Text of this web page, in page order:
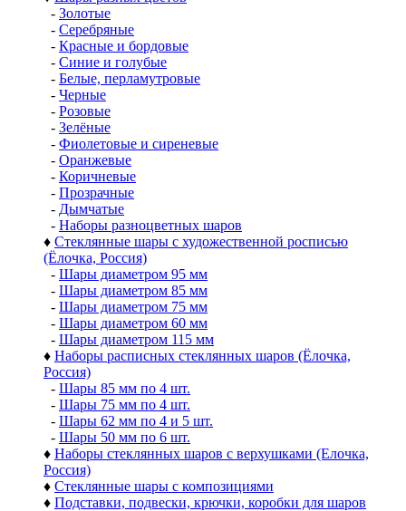
- Золотые
- Серебряные
- Красные и бордовые
- Синие и голубые
- Белые, перламутровые
- Черные
- Розовые
- Зелёные
- Фиолетовые и сиреневые
- Оранжевые
- Коричневые
- Прозрачные
- Дымчатые
- Наборы разноцветных шаров
♦ Стеклянные шары с художественной росписью
(Ёлочка, Россия)
- Шары диаметром 95 мм
- Шары диаметром 85 мм
- Шары диаметром 75 мм
- Шары диаметром 60 мм
- Шары диаметром 115 мм
♦ Наборы расписных стеклянных шаров (Ёлочка,
Россия)
- Шары 85 мм по 4 шт.
- Шары 75 мм по 4 шт.
- Шары 62 мм по 4 и 5 шт.
- Шары 50 мм по 6 шт.
♦ Наборы стеклянных шаров с верхушками (Елочка,
Россия)
♦ Стеклянные шары с композициями
♦ Подставки, подвески, крючки, коробки для шаров